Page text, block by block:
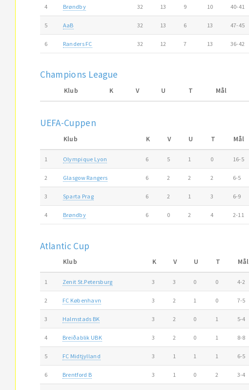
4 Brøndby 32 13 9 10 40-41
5 AaB 32 13 6 13 47-45
6 Randers FC 32 12 7 13 36-42
Champions League
Klub K V U T Mål
UEFA-Cuppen
Klub K V U T Mål
1 Olympique Lyon 6 5 1 0 16-5
2 Glasgow Rangers 6 2 2 2 6-5
3 Sparta Prag 6 2 1 3 6-9
4 Brøndby 6 0 2 4 2-11
Atlantic Cup
Klub K V U T Mål
1 Zenit St.Petersburg 3 3 0 0 4-2
2 FC København 3 2 1 0 7-5
3 Halmstads BK 3 2 0 1 5-4
4 Breiðablik UBK 3 2 0 1 8-8
5 FC Midtjylland 3 1 1 1 6-5
6 Brentford B 3 1 0 2 3-4